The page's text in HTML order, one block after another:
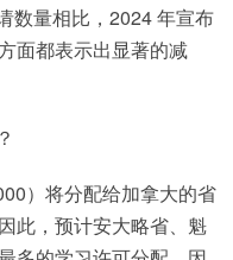
数量相比，2024 年宣布
面都表示出显著的减
）将分配给加拿大的省
此，预计安大略省、魁